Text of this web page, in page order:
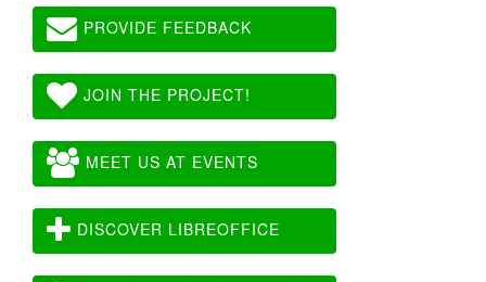
PROVIDE FEEDBACK
JOIN THE PROJECT!
MEET US AT EVENTS
DISCOVER LIBREOFFICE